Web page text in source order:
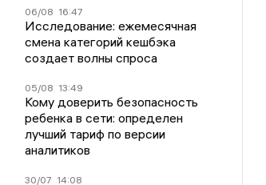
06/08 16:47
Исследование: ежемесячная
смена категорий кешбэка
создает волны спроса
05/08 13:49
Кому доверить безопасность
ребенка в сети: определен
лучший тариф по версии
аналитиков
30/07 14:08